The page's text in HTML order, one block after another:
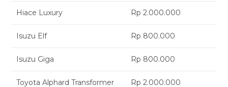
Hiace Luxury Rp 2.000.000
Isuzu Elf Rp 800.000
Isuzu Giga Rp 800.000
Toyota Alphard Transformer Rp 2.000.000